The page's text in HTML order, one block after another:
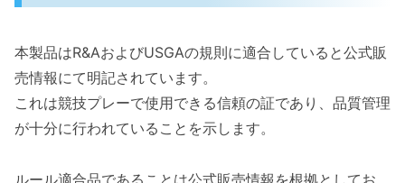
本製品はR&AおよびUSGAの規則に適合していると公式販
売情報にて明記されています。
これは競技プレーで使用できる信頼の証であり、品質管理
が十分に行われていることを示します。